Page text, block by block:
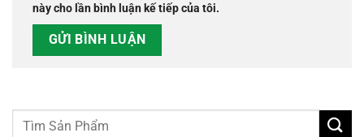
này cho lần bình luận kế tiếp của tôi.